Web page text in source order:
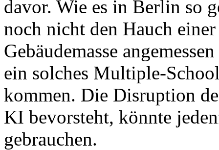
davor. Wie es in Berlin so
noch nicht den Hauch
Gebäudemasse
ein solches Multiple-
kommen. Die Disruption
KI bevorsteht, könnte
gebrauchen.